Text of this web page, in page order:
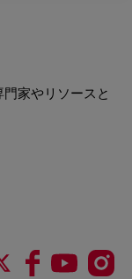
家やリソースと